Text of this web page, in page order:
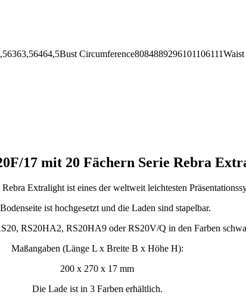
17 mit 20 Fächern Serie Rebra
Extralight ist eines der weltweit leichtesten
ist hochgesetzt und die Laden sind stapelbar.
RS20HA2, RS20HA9 oder RS20V/Q in den Farben
Maßangaben (Länge L x Breite B x Höhe H):
200 x 270 x 17 mm
Die Lade ist in 3 Farben erhältlich.